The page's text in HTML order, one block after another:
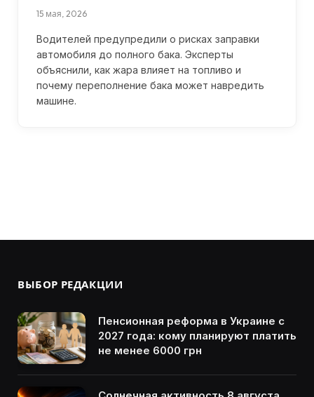
15 мая, 2026
Водителей предупредили о рисках заправки
автомобиля до полного бака. Эксперты
объяснили, как жара влияет на топливо и
почему переполнение бака может навредить
машине.
ВЫБОР РЕДАКЦИИ
Пенсионная реформа в Украине с
2027 года: кому планируют платить
не менее 6000 грн